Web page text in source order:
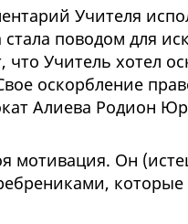
Учителя
поводом для
что Учитель хотел
оскорбление
Алиева Родион
мотивация. Он
которые